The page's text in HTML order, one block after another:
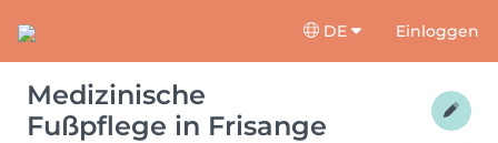
DE Einloggen
Medizinische
Fußpflege in Frisange